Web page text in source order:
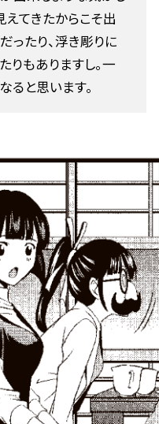
えてきたからこそ出
ったり、浮き彫りに
りもありますし。一
ると思います。